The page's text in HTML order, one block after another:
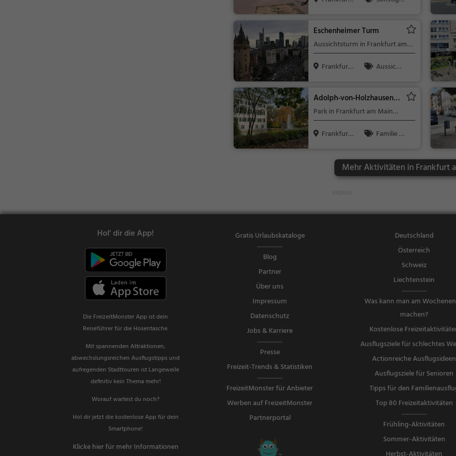
Eschenheimer Turm
Aussichtsturm in Frankfurt am
Main
Frankfurt
Aussicht
Natur
Adolph-von-Holzhausen-
Park
Park in Frankfurt am Main
(Nordend West)
Frankfurt
Familie &
Mehr Aktivitäten in Frankfurt
Hol' dir die App!
Die FreizeitMonster App ist dein
Reiseführer für die Hosentasche.
Mit spannenden Attraktionen,
abwechslungsreichen Ausflugstipps und
aufregenden Stadttouren ist Langeweile
definitiv kein Thema mehr!
Worauf wartest du noch?
Hol dir jetzt die kostenlose App für dein
Smartphone!
Klicke hier für mehr Informationen
Gratis Urlaubskataloge
Blog
Partner
Über uns
Impressum
Datenschutz
Jobs & Karriere
Presse
Freizeit-Trends & Statistiken
FreizeitMonster für Anbieter
Werben auf FreizeitMonster
Partnerportal
Deutschland
Österreich
Schweiz
Liechtenstein
Was kann man am
machen?
Kostenlose
Ausflugsziele für schlechtes
Actionreiche Ausflugsideen
Ausflugsziele für Senioren
Tipps für den
Top 80 Freizeitaktivitäten
Frühling-Aktivitäten
Sommer-Aktivitäten